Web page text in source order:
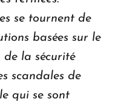
se tournent de
basées sur le
la sécurité
scandales de
qui se sont